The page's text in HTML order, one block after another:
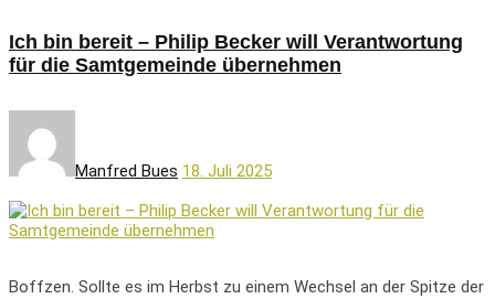
Ich bin bereit – Philip Becker will Verantwortung
für die Samtgemeinde übernehmen
Manfred Bues 18. Juli 2025
Boffzen. Sollte es im Herbst zu einem Wechsel an der Spitze der